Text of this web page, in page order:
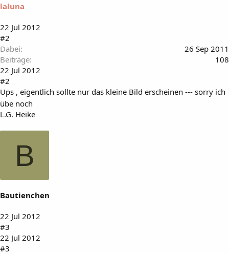
laluna
22 Jul 2012
#2
Dabei
26 Sep 2011
Beiträge
108
22 Jul 2012
#2
Ups , eigentlich sollte nur das kleine Bild erscheinen --- sorry ich
übe noch
L.G. Heike
B
Bautienchen
22 Jul 2012
#3
22 Jul 2012
#3